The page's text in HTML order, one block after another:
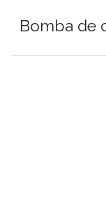
Bomba de